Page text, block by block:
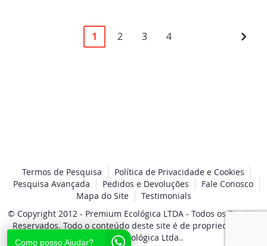
Página
Você
1 Página
2 Página
3 Página
4
Termos de Pesquisa
Política de Privacidade e Cookies
Pesquisa Avançada
Pedidos e Devoluções
Fale Conosco
Mapa do Site
Testimonials
© Copyright 2012 - Premium Ecológica LTDA - Todos os Direitos
Reservados. Todo o conteúdo deste site é de propriedade da
Premium Ecológica Ltda..
Como posso Ajudar?